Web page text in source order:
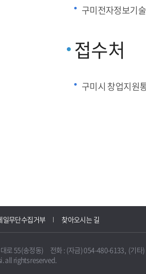
구미전자정보기
접수처
구미시 창업지원
일무단수집거부 찾아오시는 길
대로 55(송정동) 전화 : (자금) 054-480-6133, (기타
all rights reserved.